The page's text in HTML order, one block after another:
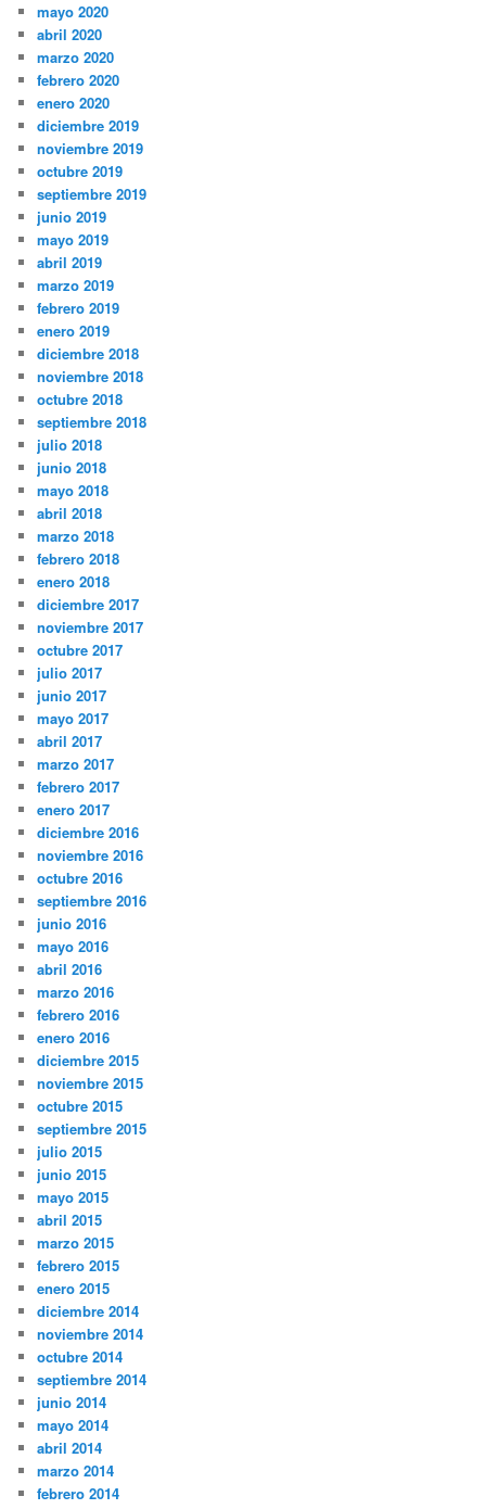
mayo 2020
abril 2020
marzo 2020
febrero 2020
enero 2020
diciembre 2019
noviembre 2019
octubre 2019
septiembre 2019
junio 2019
mayo 2019
abril 2019
marzo 2019
febrero 2019
enero 2019
diciembre 2018
noviembre 2018
octubre 2018
septiembre 2018
julio 2018
junio 2018
mayo 2018
abril 2018
marzo 2018
febrero 2018
enero 2018
diciembre 2017
noviembre 2017
octubre 2017
julio 2017
junio 2017
mayo 2017
abril 2017
marzo 2017
febrero 2017
enero 2017
diciembre 2016
noviembre 2016
octubre 2016
septiembre 2016
junio 2016
mayo 2016
abril 2016
marzo 2016
febrero 2016
enero 2016
diciembre 2015
noviembre 2015
octubre 2015
septiembre 2015
julio 2015
junio 2015
mayo 2015
abril 2015
marzo 2015
febrero 2015
enero 2015
diciembre 2014
noviembre 2014
octubre 2014
septiembre 2014
junio 2014
mayo 2014
abril 2014
marzo 2014
febrero 2014